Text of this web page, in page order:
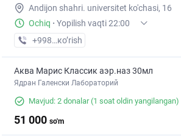
Andijon shahri. universitet ko'chasi, 16
Ochiq · Yopilish vaqti 22:00
+998 (90) XXX-XX-XX
кo’rish
Аква Марис Классик аэр.наз 30мл
Ядран Галенски Лабораторий
Mavjud: 2 donalar(1 soat oldin yangilangan)
51 000 so'm